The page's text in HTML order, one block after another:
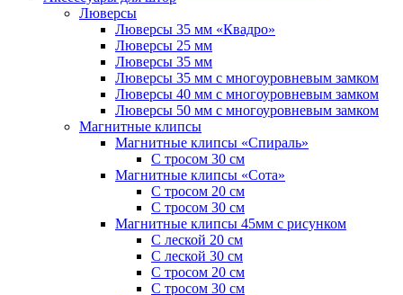
Люверсы
Люверсы 35 мм «Квадро»
Люверсы 25 мм
Люверсы 35 мм
Люверсы 35 мм с многоуровневым замком
Люверсы 40 мм с многоуровневым замком
Люверсы 50 мм с многоуровневым замком
Магнитные клипсы
Магнитные клипсы «Спираль»
С тросом 30 см
Магнитные клипсы «Сота»
С тросом 20 см
С тросом 30 см
Магнитные клипсы 45мм с рисунком
С леской 20 см
С леской 30 см
С тросом 20 см
С тросом 30 см